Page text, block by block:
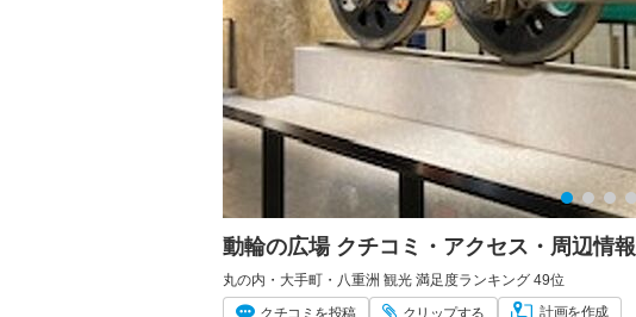
動輪の広場 クチコミ・アクセス・周辺情報
丸の内・大手町・八重洲 観光 満足度ランキング 49位
クチコミ を投稿 クリップする 計画を作成